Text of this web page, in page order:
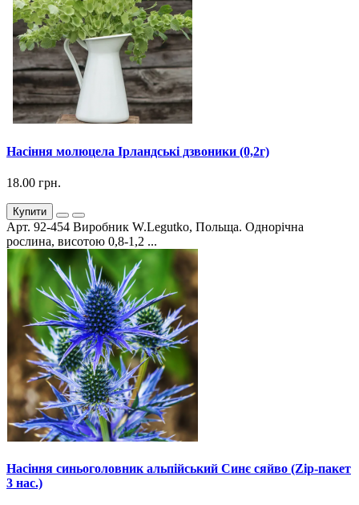
Насіння молюцела Ірландські дзвоники (0,2г)
18.00 грн.
Купити
Арт. 92-454 Виробник W.Legutko, Польща. Однорічна
рослина, висотою 0,8-1,2 ...
Насіння синьоголовник альпійський Синє сяйво (Zip-пакет
3 нас.)